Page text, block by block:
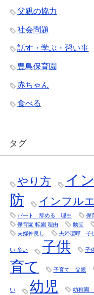
父親の協力
社会問題
話す・学ぶ・習い事
豊島保育園
赤ちゃん
食べる
タグ
やり方
イ
防
インフル
パート 辞める 理由 保
保育園 転園 理由
動画
夫婦仲良し
夫婦喧嘩 子
い 多い 子供 子
育て
子育て 父親
い 幼児 幼稚園